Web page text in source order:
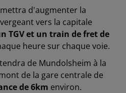
d'augmenter la
vers la capitale
TGV et un train de fret de
heure sur chaque voie.
de Mundolsheim à la
de la gare centrale de
de 6km environ.